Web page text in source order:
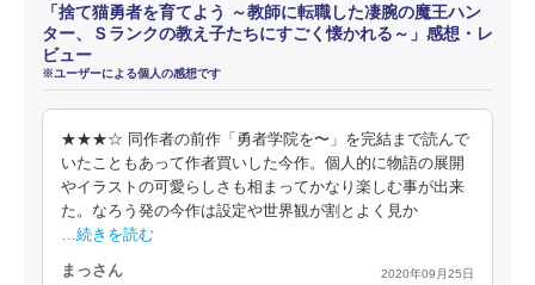
「捨て猫勇者を育てよう ～教師に転職した凄腕の魔王ハン
ター、Ｓランクの教え子たちにすごく懐かれる～」感想・レ
ビュー
※ユーザーによる個人の感想です
★★★☆ 同作者の前作「勇者学院を〜」を完結まで読んで
いたこともあって作者買いした今作。個人的に物語の展開
やイラストの可愛らしさも相まってかなり楽しむ事が出来
た。なろう発の今作は設定や世界観が割とよく見か
…続きを読む
まっさん 2020年09月25日